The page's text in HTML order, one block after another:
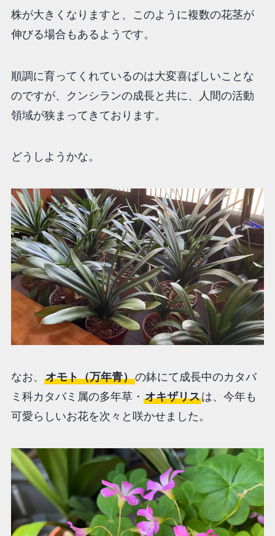
株が大きくなりますと、このように複数の花茎が
伸びる場合もあるようです。
順調に育ってくれているのは大変喜ばしいことな
のですが、クンシランの成長と共に、人間の活動
領域が狭まってきております。
どうしようかな。
なお、 オモト（万年青）の鉢にて成長中のカタバ
ミ科カタバミ属の多年草・ オキザリスは、今年も
可愛らしいお花を次々と咲かせました。